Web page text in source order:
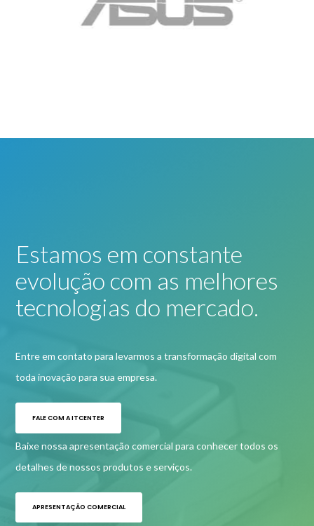
Estamos em constante
evolução com as melhores
tecnologias do mercado.
Entre em contato para levarmos a transformação digital com
toda inovação para sua empresa.
FALE COM A ITCENTER
Baixe nossa apresentação comercial para conhecer todos os
detalhes de nossos produtos e serviços.
APRESENTAÇÃO COMERCIAL